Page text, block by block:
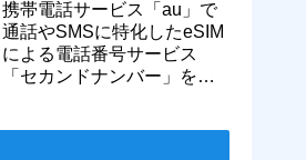
770円割引に
携帯電話サービス「au」で
通話やSMSに特化したeSIM
による電話番号サービス
「セカンドナンバー」を提